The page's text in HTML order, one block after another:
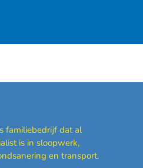
familiebedrijf dat al
is in sloopwerk,
en transport.